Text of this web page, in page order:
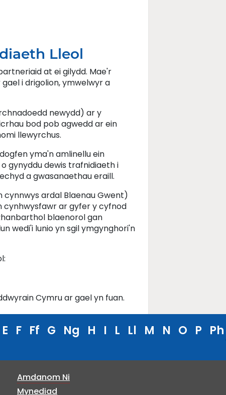
Lleol
at ei gilydd. Mae'r
i drigolion, ymwelwyr a
newydd) ar y
bod pob agwedd ar ein
llewyrchus.
yma'n amlinellu ein
gynyddu dewis trafnidiaeth i
a gwasanaethau eraill.
cynnwys ardal Blaenau Gwent)
cynhwysfawr ar gyfer y cyfnod
blaenorol gan
wedi'i lunio yn sgil ymgynghori'n
Cymru ar gael yn fuan.
E F Ff G Ng H I L Ll M N O P Ph
Amdanom Ni
Mynediad